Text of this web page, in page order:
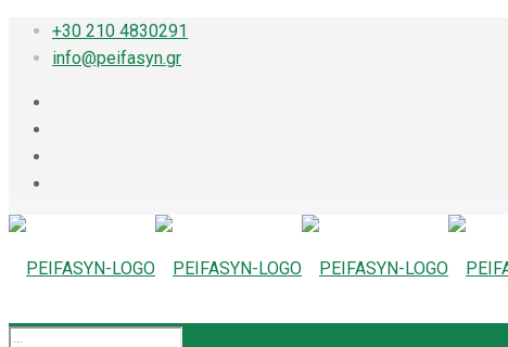
+30 210 4830291
info@peifasyn.gr